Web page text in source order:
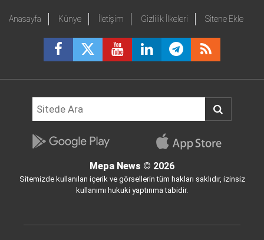
Anasayfa Künye İletişim Gizlilik İlkeleri Sitene Ekle
Mepa News © 2026
Sitemizde kullanılan içerik ve görsellerin tüm hakları saklıdır, izinsiz
kullanımı hukuki yaptırıma tabidir.